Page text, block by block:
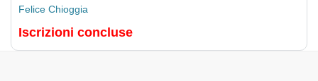
Felice Chioggia
Iscrizioni concluse